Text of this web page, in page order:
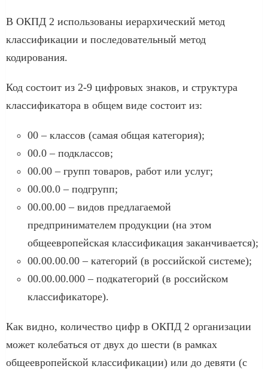
В ОКПД 2 использованы иерархический метод
классификации и последовательный метод
кодирования.
Код состоит из 2-9 цифровых знаков, и структура
классификатора в общем виде состоит из:
00 – классов (самая общая категория);
00.0 – подклассов;
00.00 – групп товаров, работ или услуг;
00.00.0 – подгрупп;
00.00.00 – видов предлагаемой
предпринимателем продукции (на этом
общеевропейская классификация заканчивается);
00.00.00.00 – категорий (в российской системе);
00.00.00.000 – подкатегорий (в российском
классификаторе).
Как видно, количество цифр в ОКПД 2 организации
может колебаться от двух до шести (в рамках
общеевропейской классификации) или до девяти (с